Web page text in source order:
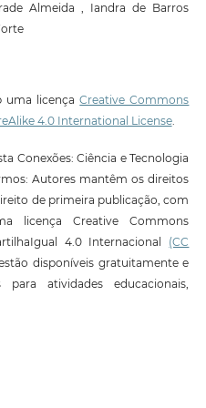
Almeida , Iandra de Barros
uma licençaCreative Commons
4.0 International License.
Conexões: Ciência e Tecnologia
Autores mantêm os direitos
de primeira publicação, com
licença Creative Commons
4.0 Internacional (CC
disponíveis gratuitamente e
atividades educacionais,